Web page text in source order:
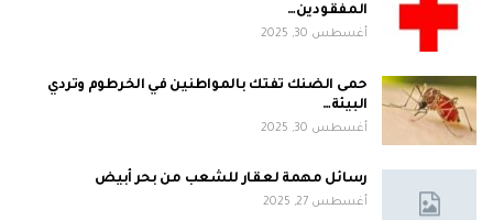
المفقودين…
أغسطس 30, 2025
حمى الضنك تفتك بالمواطنين في الخرطوم وتردي
البيئة…
أغسطس 30, 2025
رسائل مهمة لعقار للشعب من بحر أبيض
أغسطس 27, 2025